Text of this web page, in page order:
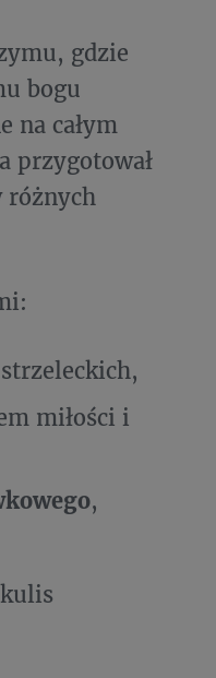
gdzie
bogu
na całym
przygotował
różnych
miłości i
,